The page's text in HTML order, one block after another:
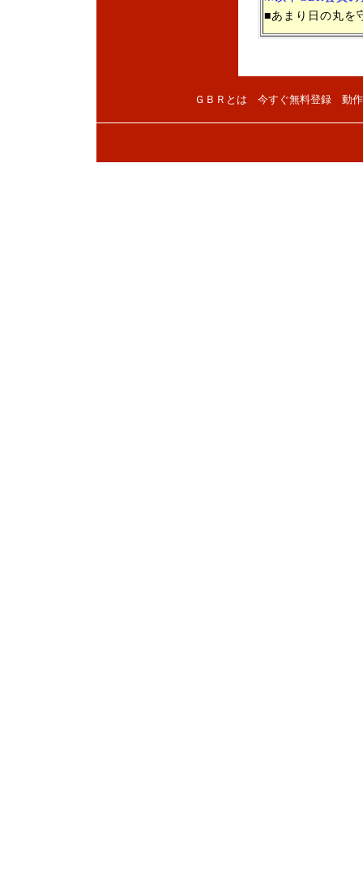
■あまり日の丸を
ＧＢＲとは 今すぐ無料登録 動